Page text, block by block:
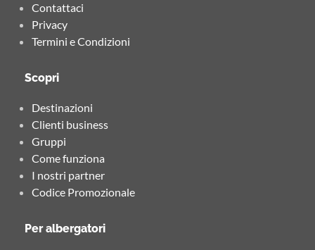
Contattaci
Privacy
Termini e Condizioni
Scopri
Destinazioni
Clienti business
Gruppi
Come funziona
I nostri partner
Codice Promozionale
Per albergatori